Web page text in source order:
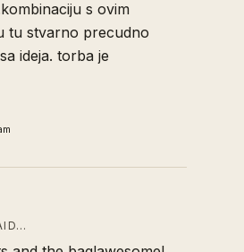
s ovim
tu stvarno precudno
ideja. torba je